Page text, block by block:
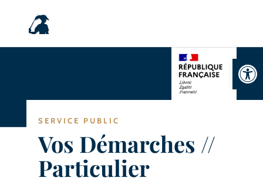
SERVICE PUBLIC
Vos Démarches //
Particulier
Ouvrir